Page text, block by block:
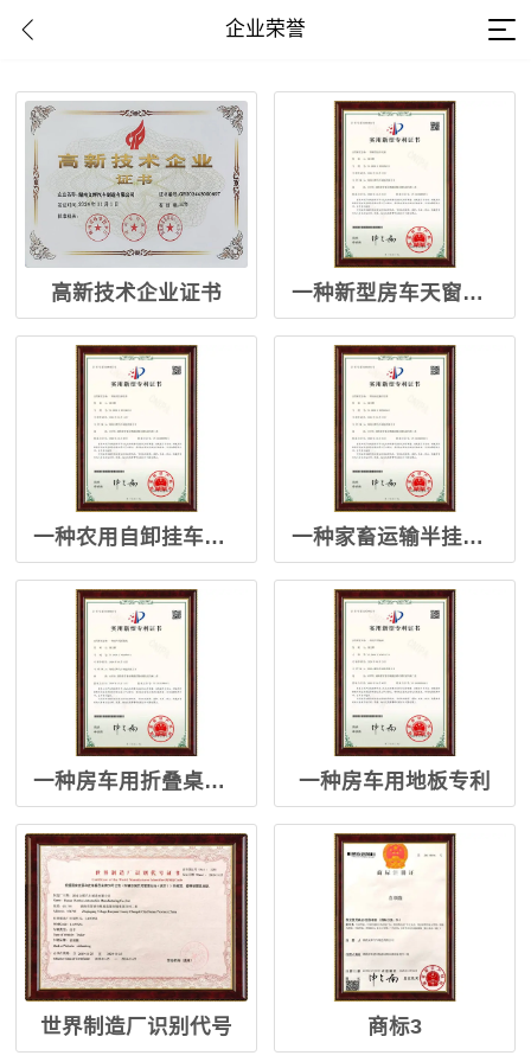
企业荣誉
高新技术企业证书 一种新型房车天窗专利
一种农用自卸挂车专利 一种家畜运输半挂车专利
一种房车用折叠桌专利 一种房车用地板专利
世界制造厂识别代号 商标3